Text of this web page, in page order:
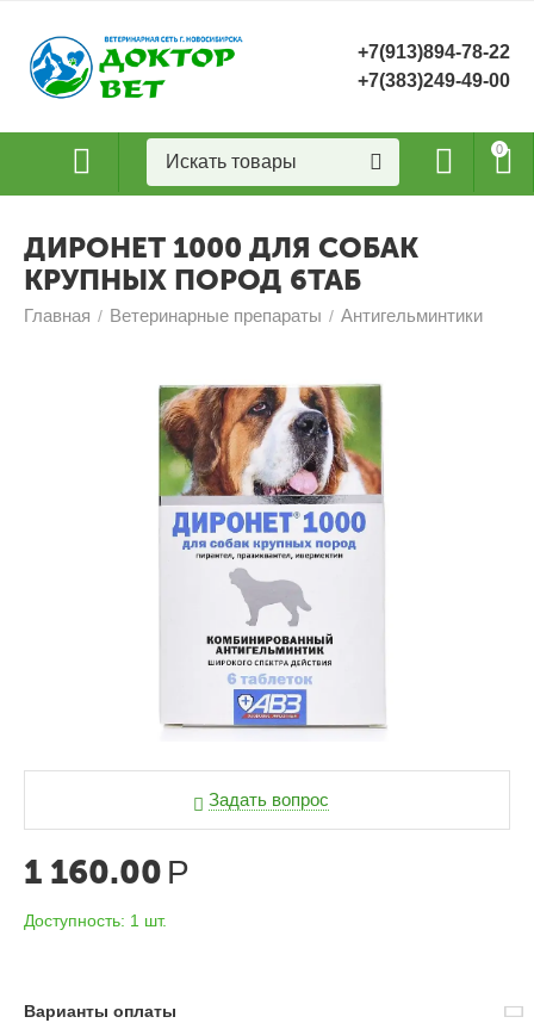
+7(913)894-78-22
+7(383)249-49-00
0
ДИРОНЕТ 1000 ДЛЯ СОБАК
КРУПНЫХ ПОРОД 6ТАБ
Главная / Ветеринарные препараты / Антигельминтики
Задать вопрос
1 160.00 Р
Доступность: 1 шт.
Варианты оплаты